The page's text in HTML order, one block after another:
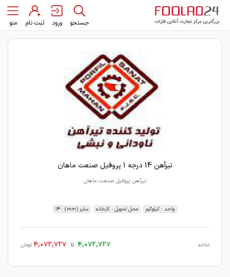
جستجو ورود ثبت نام منو
تیرآهن 14 درجه 1 پروفیل صنعت ماهان
تیرآهن پروفیل صنعت ماهان
واحد : کیلوگرم محل تحویل : کارخانه سایز (mm) : 14
شاخه 4,072,727 تا 4,072,727 تومان